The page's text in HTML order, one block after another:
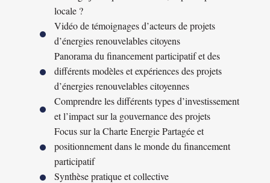
locale ?
Vidéo de témoignages d’acteurs de projets
d’énergies renouvelables citoyens
Panorama du financement participatif et des
différents modèles et expériences des projets
d’énergies renouvelables citoyennes
Comprendre les différents types d’investissement
et l’impact sur la gouvernance des projets
Focus sur la Charte Energie Partagée et
positionnement dans le monde du financement
participatif
Synthèse pratique et collective